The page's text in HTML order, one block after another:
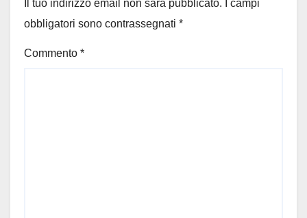
Il tuo indirizzo email non sarà pubblicato.
I campi
obbligatori sono contrassegnati *
Commento *